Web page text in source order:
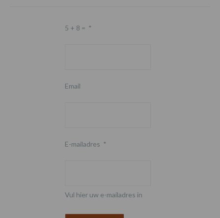
5 + 8 = *
Email
E-mailadres *
Vul hier uw e-mailadres in